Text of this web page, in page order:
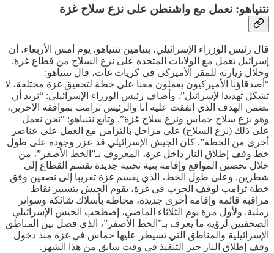
نتنياهو: نعمل مع واشنطن على نزع سلاح غزة
قال رئيس الوزراء الإسرائيلي، بنيامين نتنياهو، يوم أمس الأربعاء، أن
إسرائيل تعمل مع الولايات المتحدة على نزع السلاح من قطاع غزة.
وخلال زيارته للمقر الأميركي في كريات غات، قال نتنياهو:
“أصدقاؤنا الأميركيون يعملون معنا على خطة لتحقيق غزة مختلفة، لا
تشكل تهديدا لإسرائيل”. وأضاف رئيس الوزراء الإسرائيلي: “نريد أن
نضمن الهدف الذي إتفقت عليه أنا والرئيس ترامب بموافقة الآخرين،
وهو نزع سلاح حماس ونزع سلاح غزة”. وتابع نتنياهو: “نحن نعمل
على ذلك (نزع السلاح) على مراحل بالتزامن مع العمل على عناصر
أخرى من الخطة”. كان الجيش الإسرائيلي قد عزز وجوده على طول
خط وقف إطلاق النار داخل غزة، المعروف بـ”الخط الأصفر”، من
خلال تحصين المواقع وإقامة بنية تحتية جديدة تقسم القطاع إلى
شطرين. وعلى طول الخط، الذي يقسم غزة تقريبا إلى نصفين وفق
خطة ترامب لوقف الحرب في غزة، يقوم الجيش بتسيير نقاط
مراقبة قائمة وإقامة أخرى جديدة، محاطة بأسلاك شائكة وسواتر
رملية. ولأول مرة يوم الثلاثاء الماضي، إصطحب الجيش الإسرائيلي
الصحفيين لرؤية ما يعرف بـ”الخط الأصفر”، الذي فصل بين المناطق
الإسرائيلية والمناطق التي تسيطر عليها حماس في غزة منذ دخول
وقف إطلاق النار حيز التنفيذ في وقت سابق من هذا الشهر.